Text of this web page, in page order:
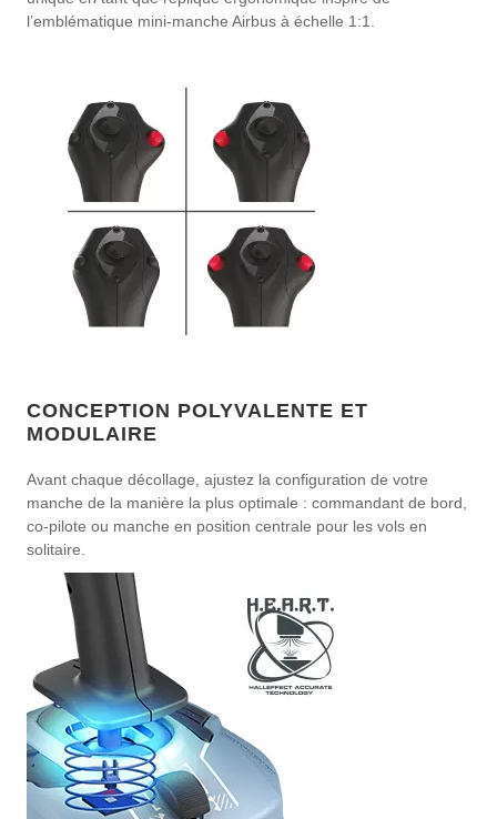
l’emblématique mini-manche Airbus à échelle 1:1.
CONCEPTION POLYVALENTE ET
MODULAIRE
Avant chaque décollage, ajustez la configuration de votre
manche de la manière la plus optimale : commandant de bord,
co-pilote ou manche en position centrale pour les vols en
solitaire.